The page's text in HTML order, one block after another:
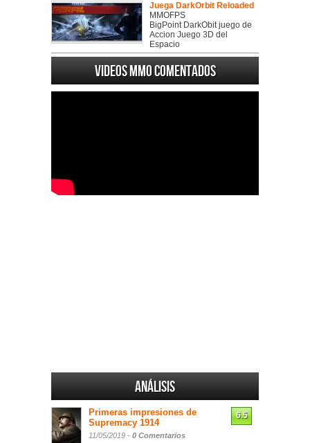
Juega DarkOrbit Reloaded
MMOFPS
BigPoint DarkObit juego de
Accion Juego 3D del
Espacio
Videos MMO Comentados
Análisis
Primeras impresiones de
Supremacy 1914
11/05/2019 - 0 Comentarios
6.5